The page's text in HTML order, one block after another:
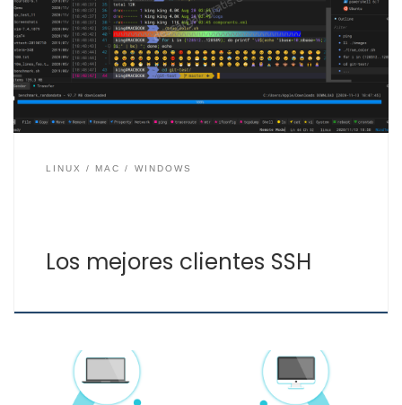
modo seguro. A través de SSH podemos no solamente
realizar el acceso remoto en terminal, también
podemos copiar datos e incluso usar el sistema gráfico
del equipo remoto. El uso de SSH es sencillo para […]
LINUX MAC WINDOWS
Los mejores clientes SSH